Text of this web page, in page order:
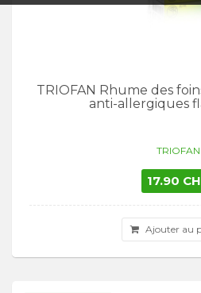
TRIOFAN Rhume des
anti-allergiques
TRIOFAN
17.90
Ajouter au